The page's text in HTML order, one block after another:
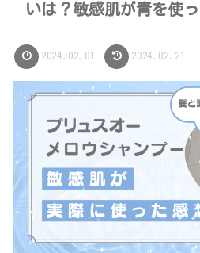
いは？敏感肌が青を使っ
2024.02.01 2024.02.21